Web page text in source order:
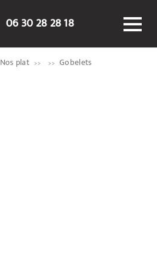
06 30 28 28 18
Nos plat Gobelets